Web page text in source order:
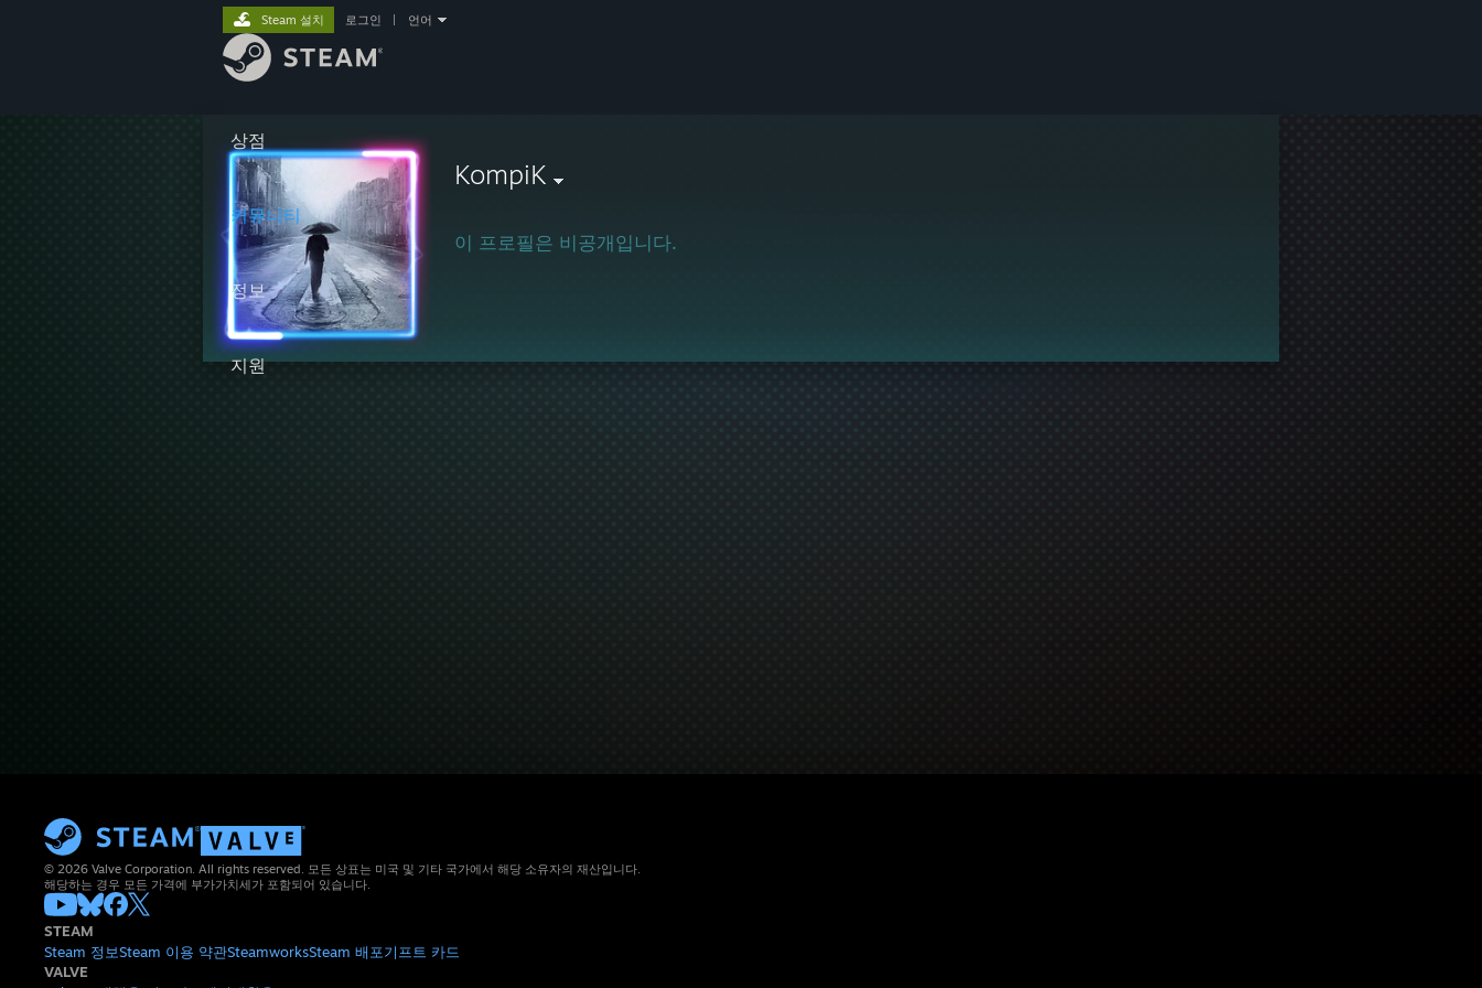
상점
커뮤니티
정보
지원
Steam 설치 로그인 언어
KompiK
이 프로필은 비공개입니다.
© 2026 Valve Corporation. All rights reserved. 모든 상표는 미국 및 기타 국가에서 해당 소유자의 재산입니다.
해당하는 경우 모든 가격에 부가가치세가 포함되어 있습니다.
STEAM
Steam 정보Steam 이용 약관SteamworksSteam 배포기프트 카드
VALVE